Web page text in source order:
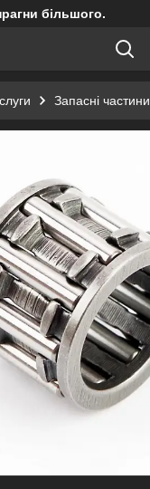
більшого.
Запасні частини